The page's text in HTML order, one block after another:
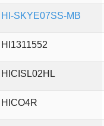
HI-SKYE07SS-MB
HI1311552
HICISL02HL
HICO4R